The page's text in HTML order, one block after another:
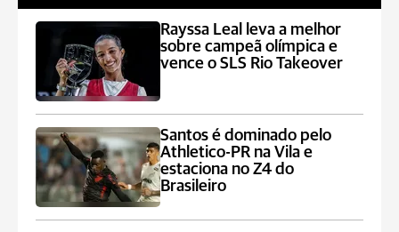
Rayssa Leal leva a melhor
sobre campeã olímpica e
vence o SLS Rio Takeover
Santos é dominado pelo
Athletico-PR na Vila e
estaciona no Z4 do
Brasileiro